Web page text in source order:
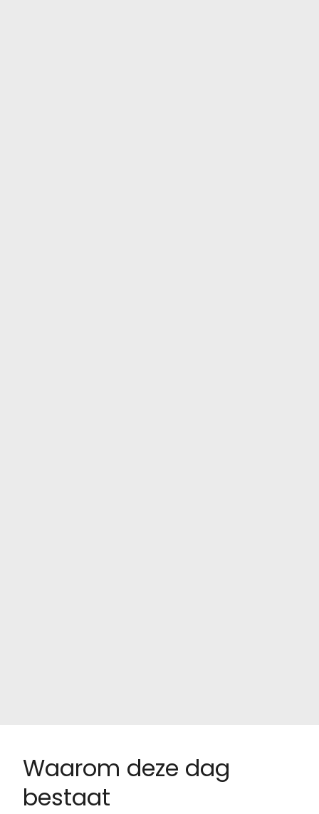
Waarom deze dag
bestaat